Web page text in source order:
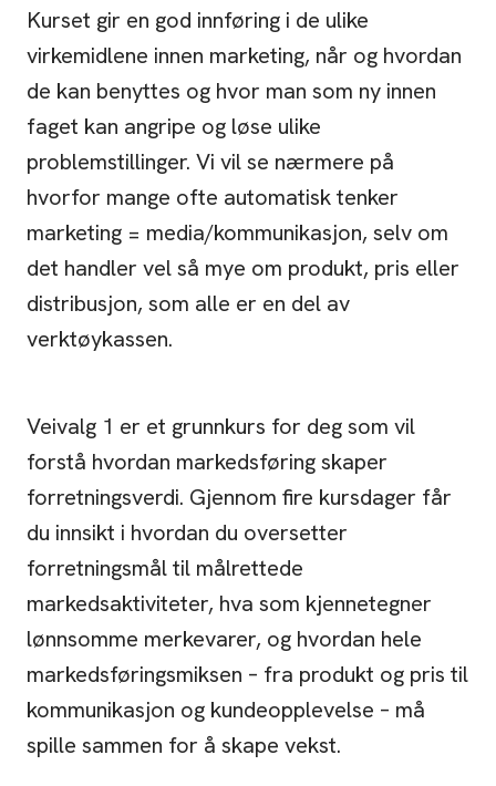
Kurset gir en god innføring i de ulike
virkemidlene innen marketing, når og hvordan
de kan benyttes og hvor man som ny innen
faget kan angripe og løse ulike
problemstillinger. Vi vil se nærmere på
hvorfor mange ofte automatisk tenker
marketing = media/kommunikasjon, selv om
det handler vel så mye om produkt, pris eller
distribusjon, som alle er en del av
verktøykassen.
Veivalg 1 er et grunnkurs for deg som vil
forstå hvordan markedsføring skaper
forretningsverdi. Gjennom fire kursdager får
du innsikt i hvordan du oversetter
forretningsmål til målrettede
markedsaktiviteter, hva som kjennetegner
lønnsomme merkevarer, og hvordan hele
markedsføringsmiksen – fra produkt og pris til
kommunikasjon og kundeopplevelse – må
spille sammen for å skape vekst.